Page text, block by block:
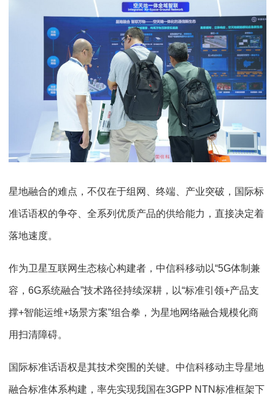
星地融合的难点，不仅在于组网、终端、产业突破，国际标
准话语权的争夺、全系列优质产品的供给能力，直接决定着
落地速度。
作为卫星互联网生态核心构建者，中信科移动以“5G体制兼
容，6G系统融合”技术路径持续深耕，以“标准引领+产品支
撑+智能运维+场景方案”组合拳，为星地网络融合规模化商
用扫清障碍。
国际标准话语权是其技术突围的关键。中信科移动主导星地
融合标准体系构建，率先实现我国在3GPP NTN标准框架下